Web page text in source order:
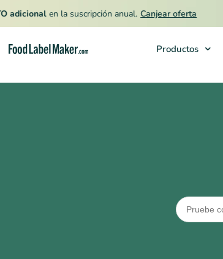
en la suscripción anual. Canjear oferta
Productos
Productos